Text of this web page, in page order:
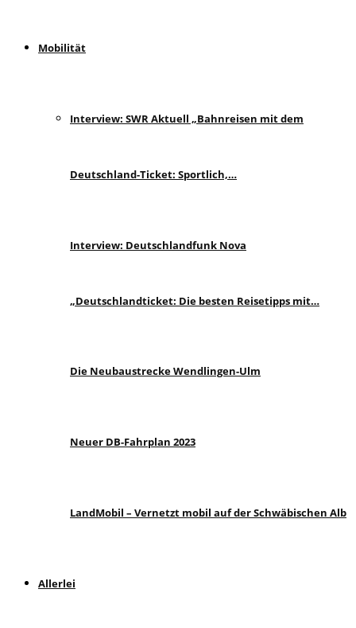
Mobilität
Interview: SWR Aktuell „Bahnreisen mit dem
Deutschland-Ticket: Sportlich,…
Interview: Deutschlandfunk Nova
„Deutschlandticket: Die besten Reisetipps mit…
Die Neubaustrecke Wendlingen-Ulm
Neuer DB-Fahrplan 2023
LandMobil – Vernetzt mobil auf der Schwäbischen Alb
Allerlei